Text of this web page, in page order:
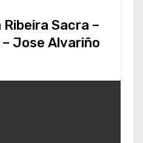
Ribeira Sacra –
Jose Alvariño